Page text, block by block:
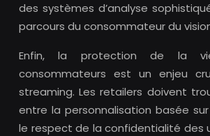
des systèmes d’analyse
parcours du consommateur du
Enfin, la protection de la
consommateurs est un enjeu
streaming. Les retailers doivent
entre la personnalisation basée
le respect de la confidentialité des